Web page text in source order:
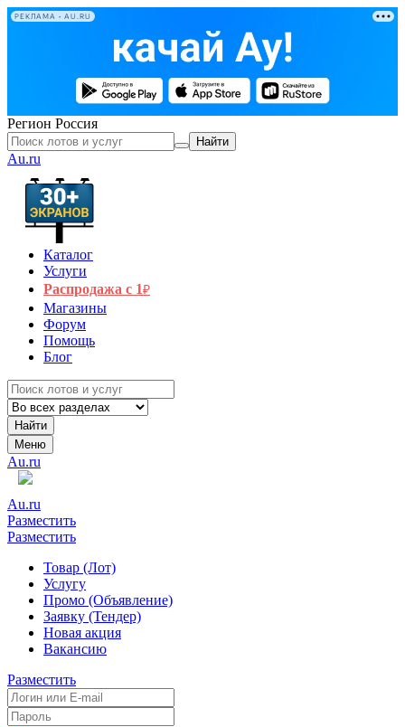
РЕКЛАМА • AU.RU
Регион Россия
Найти
Au.ru
Каталог
Услуги
Распродажа с 1₽
Магазины
Форум
Помощь
Блог
Найти
Меню
Au.ru
Au.ru
Разместить
Разместить
Товар (Лот)
Услугу
Промо (Объявление)
Заявку (Тендер)
Новая акция
Вакансию
Разместить